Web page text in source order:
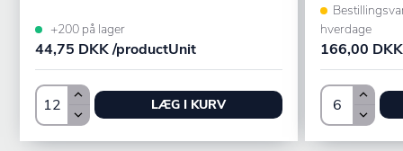
+200 på lager
44,75 DKK /productUnit
LÆG I KURV
hverdage
166,00